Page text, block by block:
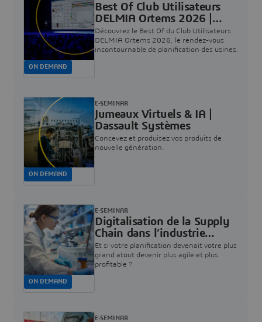
Best Of Club Utilisateurs
DELMIA Ortems 2026 |
Dassault Systèmes
Découvrez le Best Of du Club Utilisateurs
DELMIA Ortems 2026, le rendez-vous
incontournable de planification des usines.
ON DEMAND
Jumeaux Virtuels & IA |
Dassault Systèmes
Concevez et produisez vos produits de
nouvelle génération.
E-SEMINAR
ON DEMAND
Digitalisation de la Supply
Chain dans l’industrie
Pharmaceutique et
Biotechnologique | Dassault
Systèmes
Et si votre planification devenait votre plus
grand atout devenir plus agile et plus
profitable ?
E-SEMINAR
ON DEMAND
E-SEMINAR